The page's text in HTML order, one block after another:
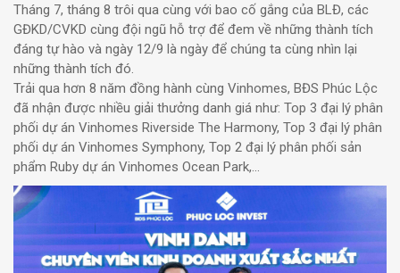
Tháng 7, tháng 8 trôi qua cùng với bao cố gắng của BLĐ, các
GĐKD/CVKD cùng đội ngũ hỗ trợ để đem về những thành tích
đáng tự hào và ngày 12/9 là ngày để chúng ta cùng nhìn lại
những thành tích đó.
Trải qua hơn 8 năm đồng hành cùng Vinhomes, BĐS Phúc Lộc
đã nhận được nhiều giải thưởng danh giá như: Top 3 đại lý phân
phối dự án Vinhomes Riverside The Harmony, Top 3 đại lý phân
phối dự án Vinhomes Symphony, Top 2 đại lý phân phối sản
phẩm Ruby dự án Vinhomes Ocean Park,…